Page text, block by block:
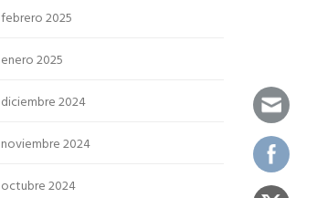
febrero 2025
enero 2025
diciembre 2024
noviembre 2024
octubre 2024